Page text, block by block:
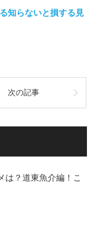
知らないと損する見
次の記事
は？道東魚介編！こ